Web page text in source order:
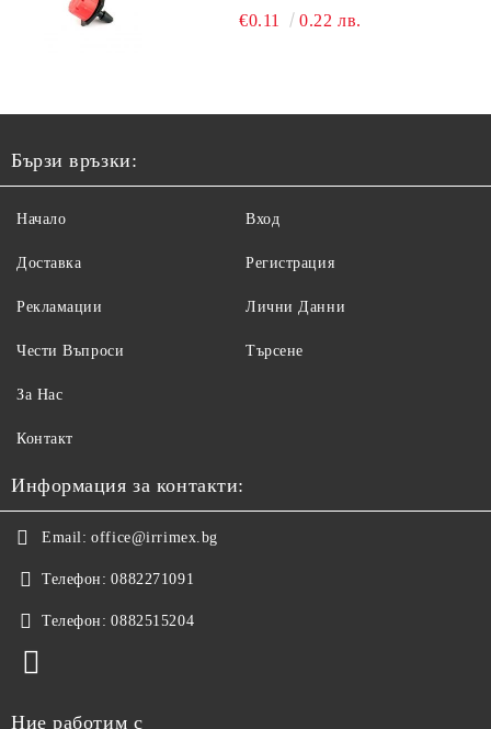
€0.11 0.22 лв.
Бързи връзки:
Начало
Доставка
Рекламации
Чести Въпроси
Вход
Регистрация
Лични Данни
Търсене
За Нас
Контакт
Информация за контакти:
Email: office@irrimex.bg
Телефон: 0882271091
Телефон: 0882515204
Ние работим с